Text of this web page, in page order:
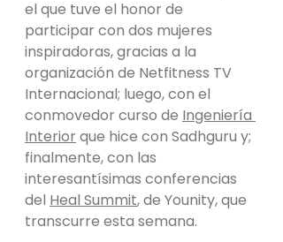
el que tuve el honor de
participar con dos mujeres
inspiradoras, gracias a la
organización de Netfitness TV
Internacional; luego, con el
conmovedor curso de Ingeniería
Interior que hice con Sadhguru y;
finalmente, con las
interesantísimas conferencias
del Heal Summit, de Younity, que
transcurre esta semana.